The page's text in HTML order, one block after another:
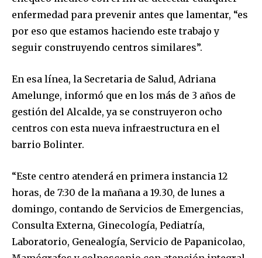
SUBSCRIBE
I've read and accept thePrivacy Policy.
enfermedad para prevenir antes que lamentar, “es
por eso que estamos haciendo este trabajo y
seguir construyendo centros similares”.
En esa línea, la Secretaria de Salud, Adriana
Amelunge, informó que en los más de 3 años de
gestión del Alcalde, ya se construyeron ocho
centros con esta nueva infraestructura en el
barrio Bolinter.
“Este centro atenderá en primera instancia 12
horas, de 7:30 de la mañana a 19.30, de lunes a
domingo, contando de Servicios de Emergencias,
Consulta Externa, Ginecología, Pediatría,
Laboratorio, Genealogía, Servicio de Papanicolao,